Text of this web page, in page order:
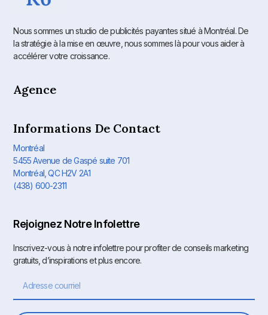
Nous sommes un studio de publicités payantes situé à Montréal. De
la stratégie à la mise en œuvre, nous sommes là pour vous aider à
accélérer votre croissance.
Agence
Informations De Contact
Montréal
5455 Avenue de Gaspé suite 701
Montréal, QC H2V 2A1
(438) 600-2311
Rejoignez Notre Infolettre
Inscrivez-vous à notre infolettre pour profiter de conseils marketing
gratuits, d’inspirations et plus encore.